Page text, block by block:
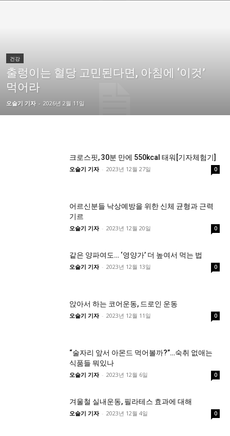
건강
출렁이는 혈당 고민된다면, 아침에 ‘이것’
먹어라
오슬기 기자 - 2026년 2월 11일
크로스핏, 30분 만에 550kcal 태워[기자체험기]
오슬기 기자 - 2023년 12월 27일 0
어르신분들 낙상예방을 위한 신체 균형과 근력
기르
오슬기 기자 - 2023년 12월 20일 0
같은 양파여도… ‘영양가’ 더 높여서 먹는 법
오슬기 기자 - 2023년 12월 13일 0
앉아서 하는 코어운동, 드로인 운동
오슬기 기자 - 2023년 12월 11일 0
“술자리 앞서 아몬드 먹어볼까?”…숙취 없애는
식품들 뭐있나
오슬기 기자 - 2023년 12월 6일 0
겨울철 실내운동, 필라테스 효과에 대해
오슬기 기자 - 2023년 12월 4일 0